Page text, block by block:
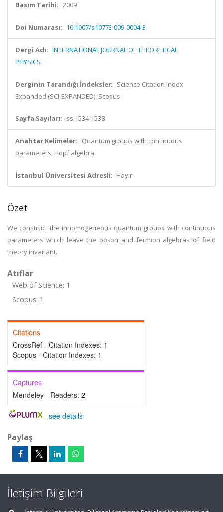
Basım Tarihi: 2009
Doi Numarası: 10.1007/s10773-009-0004-3
Dergi Adı: INTERNATIONAL JOURNAL OF THEORETICAL
PHYSICS
Derginin Tarandığı İndeksler: Science Citation Index
Expanded (SCI-EXPANDED), Scopus
Sayfa Sayıları: ss.1534-1538
Anahtar Kelimeler: Quantum groups with continuous
parameters, Hopf algebra
İstanbul Üniversitesi Adresli: Hayır
Özet
We construct the inhomogeneous quantum groups with continuous
parameters which leave the boson and fermion algebras of field
theory invariant.
Atıflar
Web of Science: 1
Scopus: 1
Citations
CrossRef - Citation Indexes: 1
Scopus - Citation Indexes: 1
Captures
Mendeley - Readers: 2
- see details
Paylaş
İletişim Bilgileri